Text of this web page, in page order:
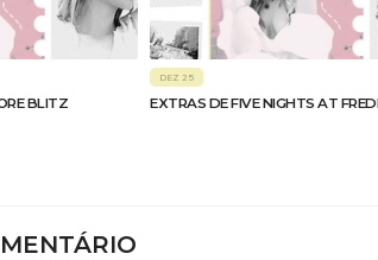
BLITZ
DEZ 25
EXTRAS DE FIVE NIGHTS AT